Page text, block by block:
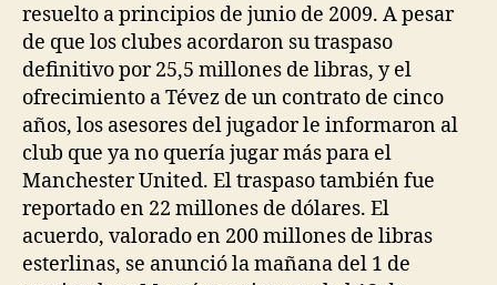
resuelto a principios de junio de 2009. A pesar
de que los clubes acordaron su traspaso
definitivo por 25,5 millones de libras, y el
ofrecimiento a Tévez de un contrato de cinco
años, los asesores del jugador le informaron al
club que ya no quería jugar más para el
Manchester United. El traspaso también fue
reportado en 22 millones de dólares. El
acuerdo, valorado en 200 millones de libras
esterlinas, se anunció la mañana del 1 de